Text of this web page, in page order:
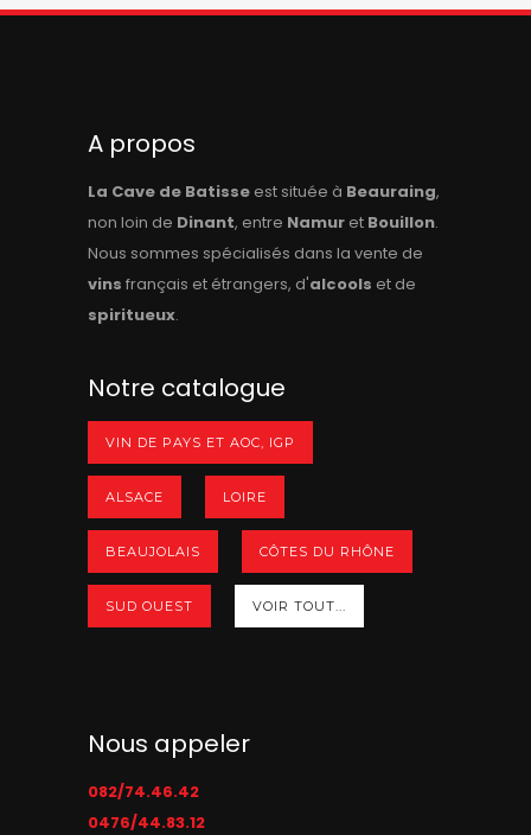
A propos
La Cave de Batisse est située à Beauraing,
non loin de Dinant, entre Namur et Bouillon.
Nous sommes spécialisés dans la vente de
vins français et étrangers, d'alcools et de
spiritueux.
Notre catalogue
VIN DE PAYS ET AOC, IGP
ALSACE LOIRE
BEAUJOLAIS CÔTES DU RHÔNE
SUD OUEST VOIR TOUT...
Nous appeler
082/74.46.42
0476/44.83.12